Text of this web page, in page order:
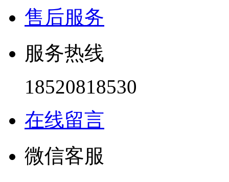
售后服务
服务热线
18520818530
在线留言
微信客服